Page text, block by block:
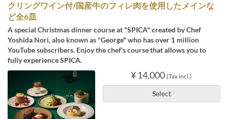
クリングワイン付/国産牛のフィレ肉を使用したメインな
ど全6皿
A special Christmas dinner course at "SPICA" created by Chef
Yoshida Nori, also known as "George" who has over 1 million
YouTube subscribers. Enjoy the chef's course that allows you to
fully experience SPICA.
¥ 14,000 (Tax incl.)
Select